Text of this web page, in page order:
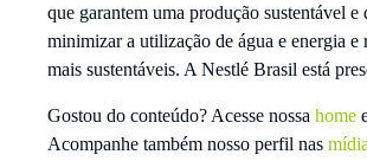
que garantem uma produção sustentável
minimizar a utilização de água e energia e
mais sustentáveis. A Nestlé Brasil está
Gostou do conteúdo? Acesse nossa home
Acompanhe também nosso perfil nas